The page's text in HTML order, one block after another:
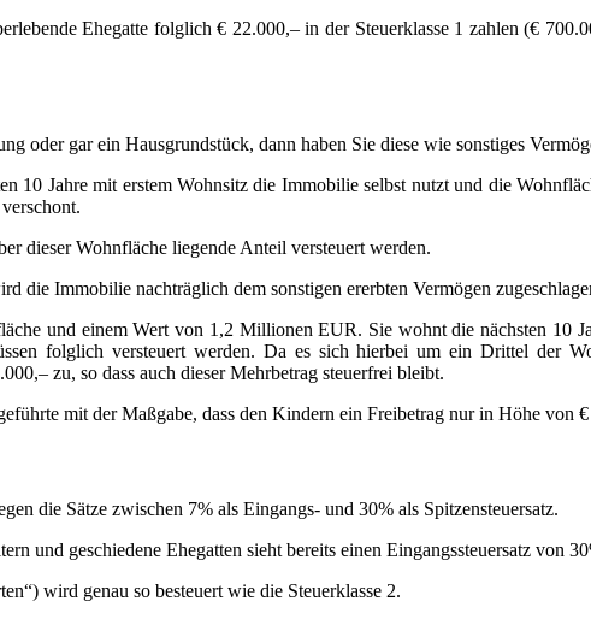
Ehegatte folglich € 22.000,– in der Steuerklasse 1 zahlen (€
oder gar ein Hausgrundstück, dann haben Sie diese wie sonstiges
10 Jahre mit erstem Wohnsitz die Immobilie selbst nutzt und die
dieser Wohnfläche liegende Anteil versteuert werden.
die Immobilie nachträglich dem sonstigen ererbten Vermögen
und einem Wert von 1,2 Millionen EUR. Sie wohnt die nächsten 10
folglich versteuert werden. Da es sich hierbei um ein Drittel der
zu, so dass auch dieser Mehrbetrag steuerfrei bleibt.
mit der Maßgabe, dass den Kindern ein Freibetrag nur in Höhe von
die Sätze zwischen 7% als Eingangs- und 30% als Spitzensteuersatz.
und geschiedene Ehegatten sieht bereits einen Eingangssteuersatz von
wird genau so besteuert wie die Steuerklasse 2.